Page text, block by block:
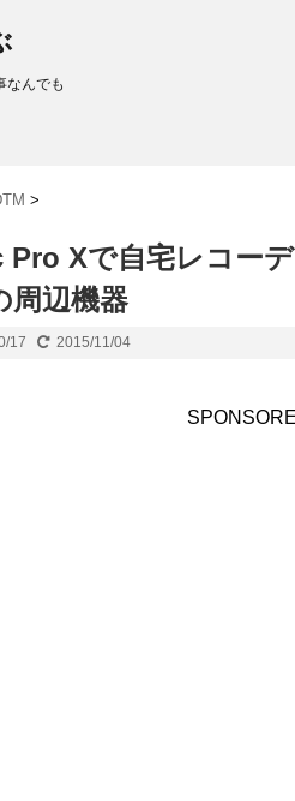
なんでも
>
Xで自宅レコー
周辺機器
17 2015/11/04